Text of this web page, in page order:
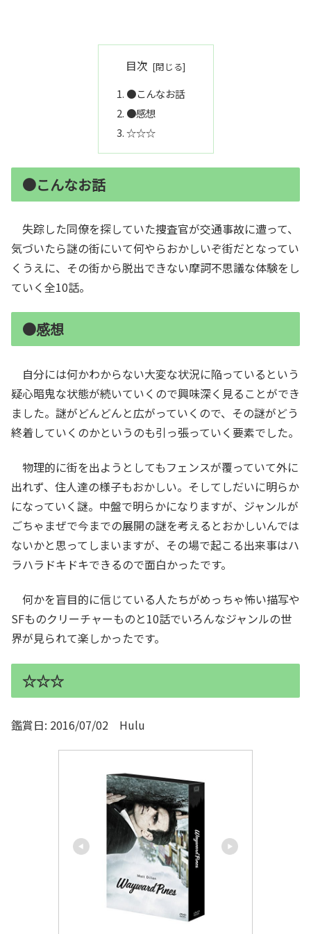
目次
●こんなお話
●感想
☆☆☆
●こんなお話
失踪した同僚を探していた捜査官が交通事故に遭って、
気づいたら謎の街にいて何やらおかしいぞ街だとなってい
くうえに、その街から脱出できない摩訶不思議な体験をし
ていく全10話。
●感想
自分には何かわからない大変な状況に陥っているという
疑心暗鬼な状態が続いていくので興味深く見ることができ
ました。謎がどんどんと広がっていくので、その謎がどう
終着していくのかというのも引っ張っていく要素でした。
物理的に街を出ようとしてもフェンスが覆っていて外に
出れず、住人達の様子もおかしい。そしてしだいに明らか
になっていく謎。中盤で明らかになりますが、ジャンルが
ごちゃまぜで今までの展開の謎を考えるとおかしいんでは
ないかと思ってしまいますが、その場で起こる出来事はハ
ラハラドキドキできるので面白かったです。
何かを盲目的に信じている人たちがめっちゃ怖い描写や
SFものクリーチャーものと10話でいろんなジャンルの世
界が見られて楽しかったです。
☆☆☆
鑑賞日: 2016/07/02 Hulu